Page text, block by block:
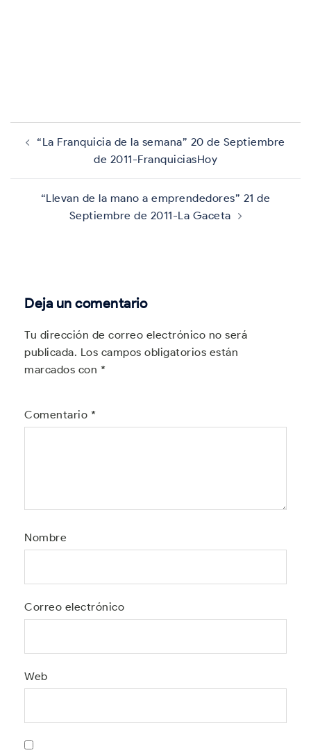
Navegación
de “La Franquicia de la semana” 20 de Septiembre
de 2011-FranquiciasHoy
“Llevan de la mano a emprendedores” 21 de
Septiembre de 2011-La Gaceta
Deja un comentario
Tu dirección de correo electrónico no será
publicada. Los campos obligatorios están
marcados con *
Comentario *
Nombre
Correo electrónico
Web